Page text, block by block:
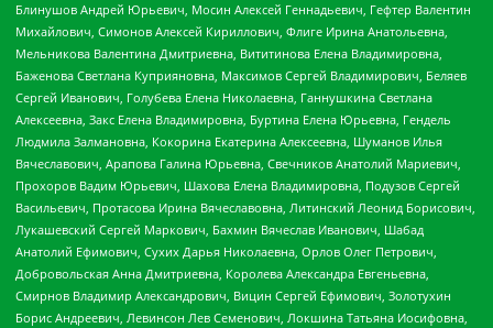
Блинушов Андрей Юрьевич, Мосин Алексей Геннадьевич, Гефтер Валентин
Михайлович, Симонов Алексей Кириллович, Флиге Ирина Анатольевна,
Мельникова Валентина Дмитриевна, Вититинова Елена Владимировна,
Баженова Светлана Куприяновна, Максимов Сергей Владимирович, Беляев
Сергей Иванович, Голубева Елена Николаевна, Ганнушкина Светлана
Алексеевна, Закс Елена Владимировна, Буртина Елена Юрьевна, Гендель
Людмила Залмановна, Кокорина Екатерина Алексеевна, Шуманов Илья
Вячеславович, Арапова Галина Юрьевна, Свечников Анатолий Мариевич,
Прохоров Вадим Юрьевич, Шахова Елена Владимировна, Подузов Сергей
Васильевич, Протасова Ирина Вячеславовна, Литинский Леонид Борисович,
Лукашевский Сергей Маркович, Бахмин Вячеслав Иванович, Шабад
Анатолий Ефимович, Сухих Дарья Николаевна, Орлов Олег Петрович,
Добровольская Анна Дмитриевна, Королева Александра Евгеньевна,
Смирнов Владимир Александрович, Вицин Сергей Ефимович, Золотухин
Борис Андреевич, Левинсон Лев Семенович, Локшина Татьяна Иосифовна,